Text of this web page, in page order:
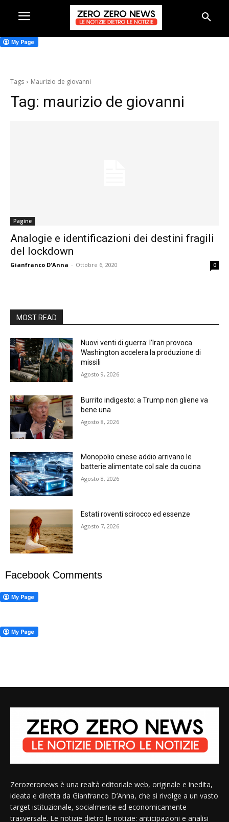
Tags Maurizio de giovanni
Tag: maurizio de giovanni
Pagine
Analogie e identificazioni dei destini fragili
del lockdown
Gianfranco D'Anna - Ottobre 6, 2020 0
MOST READ
Nuovi venti di guerra: l’Iran provoca
Washington accelera la produzione di
missili
Agosto 9, 2026
Burrito indigesto: a Trump non gliene va
bene una
Agosto 8, 2026
Monopolio cinese addio arrivano le
batterie alimentate col sale da cucina
Agosto 8, 2026
Estati roventi scirocco ed essenze
Agosto 7, 2026
Facebook Comments
Zerozeronews è una realtà editoriale web, originale e inedita,
ideata e diretta da Gianfranco D’Anna, che si rivolge a un vasto
target istituzionale, socialmente ed economicamente
trasversale. Le notizie dietro le notizie: anticipazioni e analisi